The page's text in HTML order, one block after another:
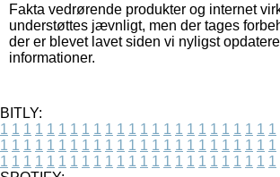
Fakta vedrørende produkter og internet
understøttes jævnligt, men der tages
der er blevet lavet siden vi nyligst
informationer.
BITLY:
1 1 1 1 1 1 1 1 1 1 1 1 1 1 1 1 1 1 1 1 1 1 1 1
1 1 1 1 1 1 1 1 1 1 1 1 1 1 1 1 1 1 1 1 1 1 1 1
1 1 1 1 1 1 1 1 1 1 1 1 1 1 1 1 1 1 1 1 1 1 1 1